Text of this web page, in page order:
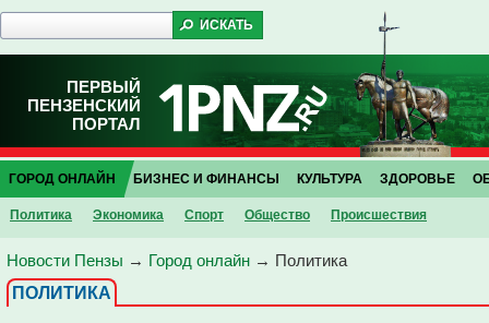
ПЕРВЫЙ
ПЕНЗЕНСКИЙ
ПОРТАЛ
ГОРОД ОНЛАЙН
Политика Экономика Спорт Общество Проиcшествия
БИЗНЕС И ФИНАНСЫ КУЛЬТУРА ЗДОРОВЬЕ
Новости Пензы → Город онлайн → Политика
ПОЛИТИКА